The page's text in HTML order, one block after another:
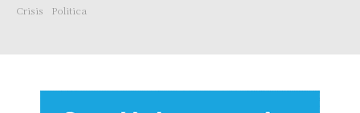
Crisis
Politica